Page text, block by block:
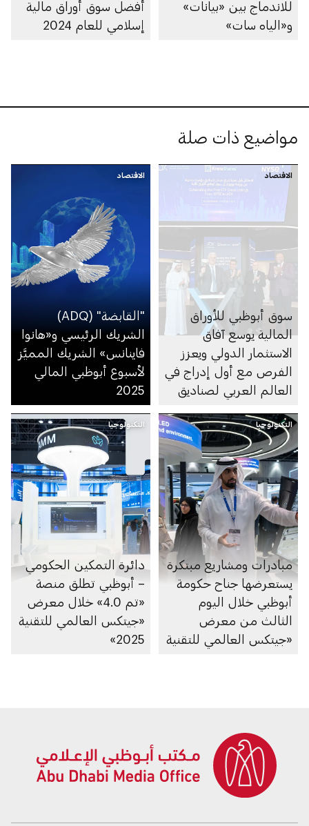
للاندماج بين «بيانات»
و«الياه سات»
أفضل سوق أوراق مالية
إسلامي للعام 2024
مواضيع ذات صلة
الاقتصاد
سوق أبوظبي للأوراق
المالية يوسع آفاق
الاستثمار الدولي ويعزز
الفرص مع أول إدراج في
العالم العربي لصناديق
المسجلة في الولايات
المتحدة
الاقتصاد
"القابضة" (ADQ)
الشريك الرئيسي و«هانوا
فاينانس» الشريك المميَّز
لأسبوع أبوظبي المالي
2025
التكنولوجيا
مبادرات ومشاريع مبتكرة
يستعرضها جناح حكومة
أبوظبي خلال اليوم
الثالث من معرض
«جيتكس العالمي للتقنية
التكنولوجيا
دائرة التمكين الحكومي
– أبوظبي تطلق منصة
«تم 4.0» خلال معرض
«جيتكس العالمي للتقنية
2025»